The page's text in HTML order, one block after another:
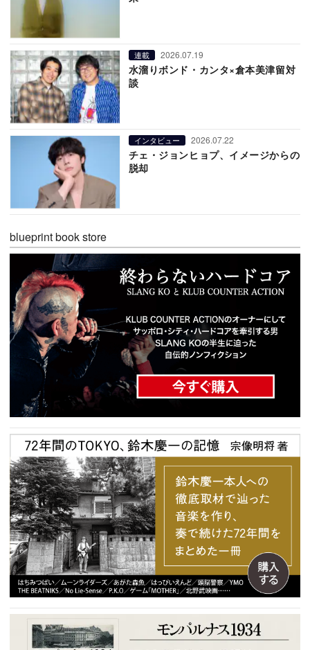
連載 2026.07.19
水溜りボンド・カンタ×倉本美津留対
談
インタビュー 2026.07.22
チェ・ジョンヒョプ、イメージからの
脱却
blueprint book store